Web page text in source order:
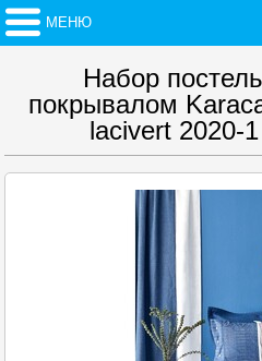
МЕНЮ
Набор
покрывалом
lacivert 2020-